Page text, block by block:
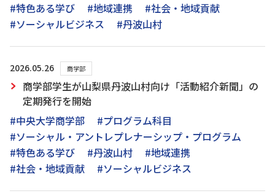
#特色ある学び
#地域連携
#社会・地域貢献
#ソーシャルビジネス
#丹波山村
2026.05.26 商学部
商学部学生が山梨県丹波山村向け「活動紹介新聞」の
定期発行を開始
#中央大学商学部
#プログラム科目
#ソーシャル・アントレプレナーシップ・プログラム
#特色ある学び
#丹波山村
#地域連携
#社会・地域貢献
#ソーシャルビジネス